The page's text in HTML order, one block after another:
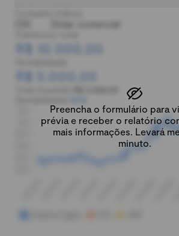
Preencha o formulário para
prévia e receber o relatório
mais informações. Levará
minuto.
Dólar comercial
R$ 10.000,00
R$ 5.000,00